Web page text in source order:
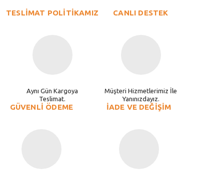
TESLİMAT POLİTİKAMIZ
Aynı Gün Kargoya
Teslimat.
CANLI DESTEK
Müşteri Hizmetlerimiz İle
Yanınızdayız.
GÜVENLİ ÖDEME İADE VE DEĞİŞİM